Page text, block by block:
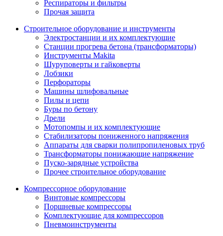
Респираторы и фильтры
Прочая защита
Строительное оборудование и инструменты
Электростанции и их комплектующие
Станции прогрева бетона (трансформаторы)
Инструменты Makita
Шуруповерты и гайковерты
Лобзики
Перфораторы
Машины шлифовальные
Пилы и цепи
Буры по бетону
Дрели
Мотопомпы и их комплектующие
Стабилизаторы пониженного напряжения
Аппараты для сварки полипропиленовых труб
Трансформаторы понижающие напряжение
Пуско-зарядные устройства
Прочее строительное оборудование
Компрессорное оборудование
Винтовые компрессоры
Поршневые компрессоры
Комплектующие для компрессоров
Пневмоинструменты